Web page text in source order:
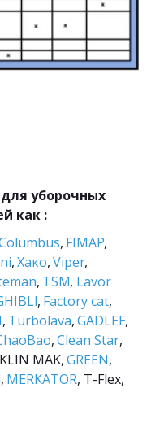
уборочных
как :
, FIMAP
, Хако, Viper
, TSM, Lavor
, Factory cat
, Turbolava, GADLEE
, Clean Star,
MAK, GREEN
, MERKATOR